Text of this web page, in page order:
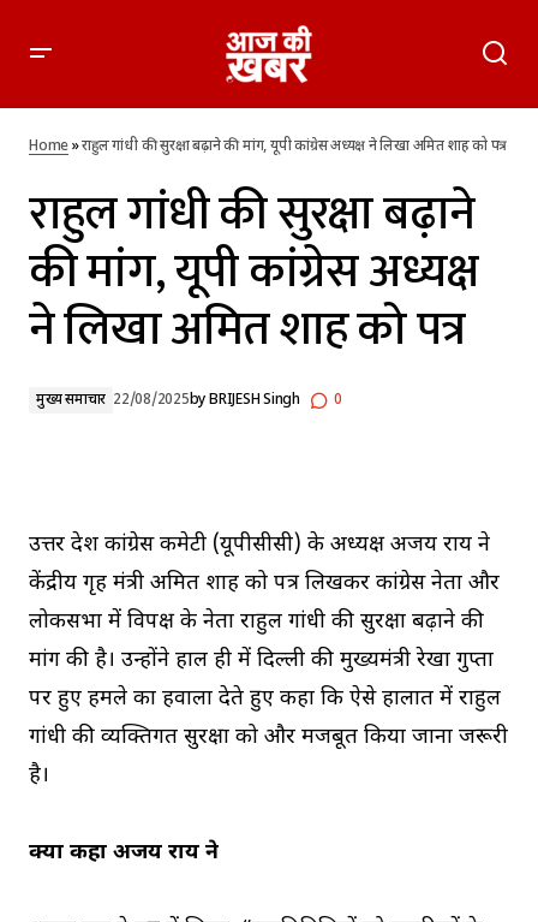
शाह को पत्र
Home»राहुल गांधी की सुरक्षा बढ़ाने की मांग, यूपी कांग्रेस अध्यक्ष ने लिखा अमित शाह को पत्र
राहुल गांधी की सुरक्षा बढ़ाने
की मांग, यूपी कांग्रेस अध्यक्ष
ने लिखा अमित शाह को पत्र
मुख्य समाचार 22/08/2025byBRIJESH Singh 0
उत्तर प्रदेश कांग्रेस कमेटी (यूपीसीसी) के अध्यक्ष अजय राय ने
केंद्रीय गृह मंत्री अमित शाह को पत्र लिखकर कांग्रेस नेता और
लोकसभा में विपक्ष के नेता राहुल गांधी की सुरक्षा बढ़ाने की
मांग की है। उन्होंने हाल ही में दिल्ली की मुख्यमंत्री रेखा गुप्ता
पर हुए हमले का हवाला देते हुए कहा कि ऐसे हालात में राहुल
गांधी की व्यक्तिगत सुरक्षा को और मजबूत किया जाना जरूरी
है।
क्या कहा अजय राय ने